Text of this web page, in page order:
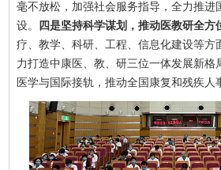
毫不放松，加强社会服务指导，全力推进
设。 四是坚持科学谋划，推动医教研全方
疗、教学、科研、工程、信息化建设等方
力打造中康医、教、研三位一体发展新格
医学与国际接轨，推动全国康复和残疾人